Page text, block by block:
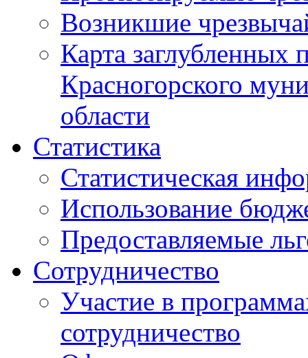
Возникшие
Карта
Красногорского
области
Статистика
Статистическая
Использование
Предоставляемые
Сотрудничество
Участие в
сотрудничество